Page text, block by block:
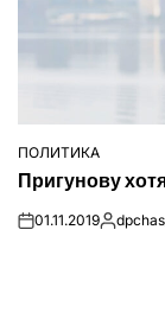
ОПУБЛІКУВАТИ
ПОЛИТИКА
Пригунову
on01.11.2019